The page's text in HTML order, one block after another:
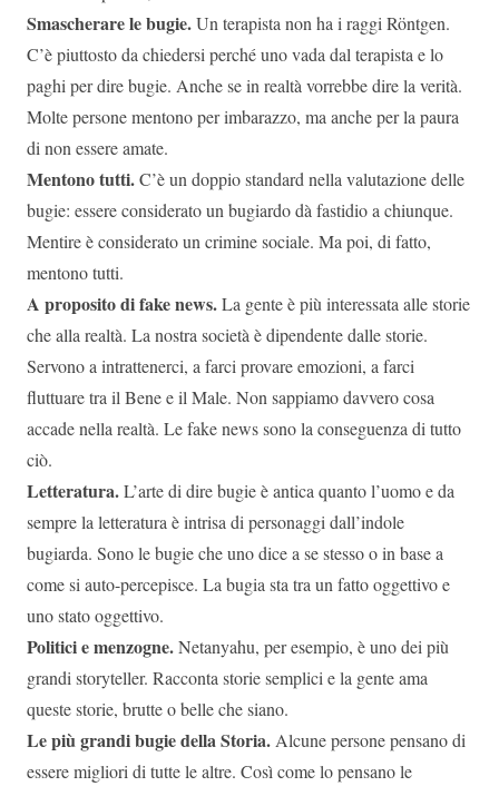
Smascherare le bugie.Un terapista non ha i raggi Röntgen.
C’è piuttosto da chiedersi perché uno vada dal terapista e lo
paghi per dire bugie. Anche se in realtà vorrebbe dire la verità.
Molte persone mentono per imbarazzo, ma anche per la paura
di non essere amate.
Mentono tutti.C’è un doppio standard nella valutazione delle
bugie: essere considerato un bugiardo dà fastidio a chiunque.
Mentire è considerato un crimine sociale. Ma poi, di fatto,
mentono tutti.
A proposito di fake news.La gente è più interessata alle storie
che alla realtà. La nostra società è dipendente dalle storie.
Servono a intrattenerci, a farci provare emozioni, a farci
fluttuare tra il Bene e il Male. Non sappiamo davvero cosa
accade nella realtà. Le fake news sono la conseguenza di tutto
ciò.
Letteratura.L’arte di dire bugie è antica quanto l’uomo e da
sempre la letteratura è intrisa di personaggi dall’indole
bugiarda. Sono le bugie che uno dice a se stesso o in base a
come si auto-percepisce. La bugia sta tra un fatto oggettivo e
uno stato oggettivo.
Politici e menzogne.Netanyahu, per esempio, è uno dei più
grandi storyteller. Racconta storie semplici e la gente ama
queste storie, brutte o belle che siano.
Le più grandi bugie della Storia.Alcune persone pensano di
essere migliori di tutte le altre. Così come lo pensano le